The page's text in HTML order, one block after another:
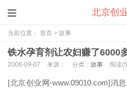
北京创
当前位置： 首页 > 故事
铁水孕育剂让农妇赚了6000
2008-09-07 来源： 分类： 故事 阅读(
[北京创业网-www.09010.com]消息